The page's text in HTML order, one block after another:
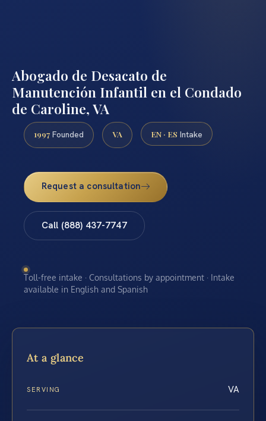
Abogado de Desacato de
Manutención Infantil en el Condado
de Caroline, VA
1997 Founded VA EN · ES Intake
Request a consultation
Call (888) 437-7747
Toll-free intake · Consultations by appointment · Intake
available in English and Spanish
At a glance
SERVING VA